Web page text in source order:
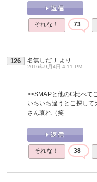
それな！ 73
126 名無しだＪ より
2016年9月4日 4:11 PM
>>SMAPと他のG比べて
いちいち違うとこ探し
さん哀れ（笑
それな！ 38